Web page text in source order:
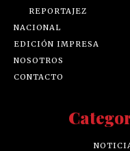
REPORTAJEZ
NACIONAL
EDICIÓN IMPRESA
NOSOTROS
CONTACTO